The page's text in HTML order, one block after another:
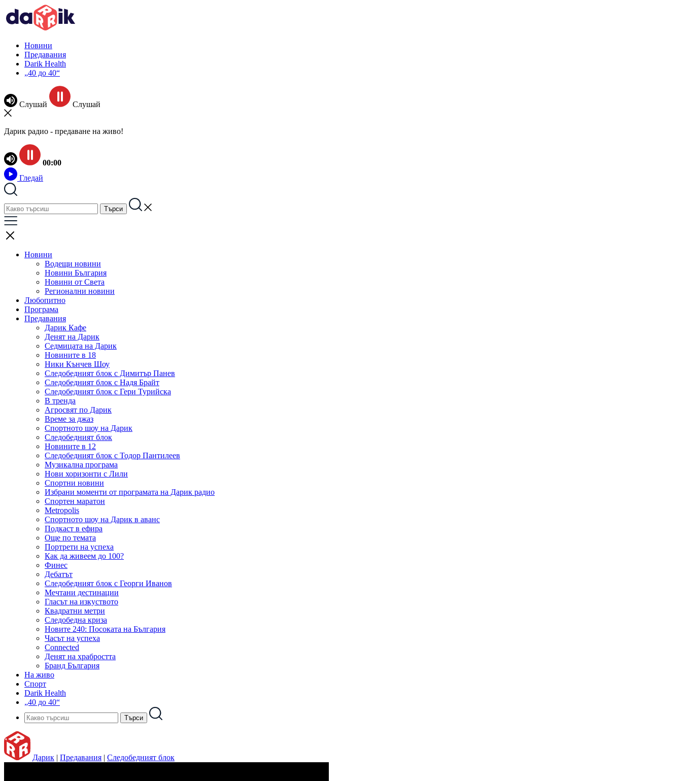
Новини
Предавания
Darik Health
„40 до 40“
Слушай Слушай
Дарик радио - предаване на живо!
00:00
Гледай
Новини
Водещи новини
Новини България
Новини от Света
Регионални новини
Любопитно
Програма
Предавания
Дарик Кафе
Денят на Дарик
Седмицата на Дарик
Новините в 18
Ники Кънчев Шоу
Следобедният блок с Димитър Панев
Следобедният блок с Надя Брайт
Следобедният блок с Гери Турийска
В тренда
Агросвят по Дарик
Време за джаз
Спортното шоу на Дарик
Следобедният блок
Новините в 12
Следобедният блок с Тодор Пантилеев
Музикална програма
Нови хоризонти с Лили
Спортни новини
Избрани моменти от програмата на Дарик радио
Спортен маратон
Metropolis
Спортното шоу на Дарик в аванс
Подкаст в ефира
Още по темата
Портрети на успеха
Как да живеем до 100?
Финес
Дебатът
Следобедният блок с Георги Иванов
Мечтани дестинации
Гласът на изкуството
Квадратни метри
Следобедна криза
Новите 240: Посоката на България
Часът на успеха
Connected
Денят на храбростта
Бранд България
На живо
Спорт
Darik Health
„40 до 40“
Дарик | Предавания | Следобедният блок